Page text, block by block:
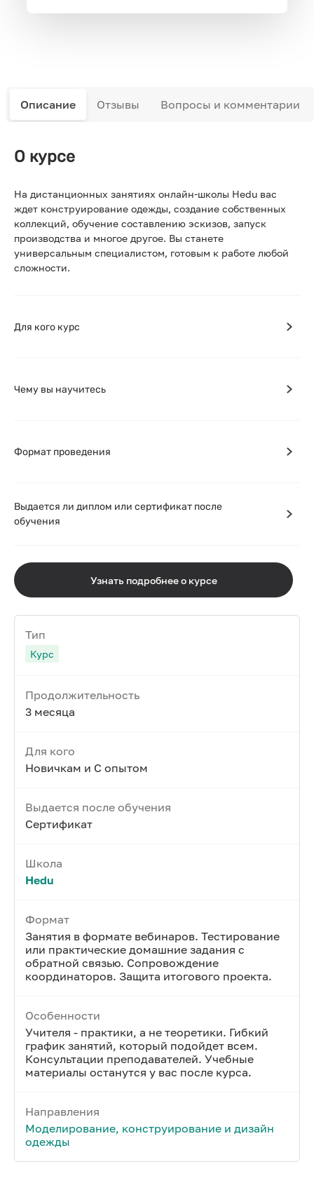
Описание Отзывы Вопросы и комментарии
О курсе
На дистанционных занятиях онлайн-школы Hedu вас
ждет конструирование одежды, создание собственных
коллекций, обучение составлению эскизов, запуск
производства и многое другое. Вы станете
универсальным специалистом, готовым к работе любой
сложности.
Для кого курс
Чему вы научитесь
Формат проведения
Выдается ли диплом или сертификат после
обучения
Узнать подробнее о курсе
Тип
Курс
Продолжительность
3 месяца
Для кого
Новичкам и С опытом
Выдается после обучения
Сертификат
Школа
Hedu
Формат
Занятия в формате вебинаров. Тестирование
или практические домашние задания с
обратной связью. Сопровождение
координаторов. Защита итогового проекта.
Особенности
Учителя - практики, а не теоретики. Гибкий
график занятий, который подойдет всем.
Консультации преподавателей. Учебные
материалы останутся у вас после курса.
Направления
Моделирование, конструирование и дизайн
одежды